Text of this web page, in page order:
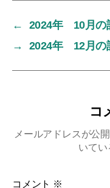
←
2024年 10月の
→
2024年 12月の
コ
メールアドレスが公
いてい
コメント ※